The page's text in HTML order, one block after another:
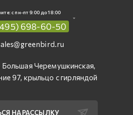
c пн-пт 9:00 до 18:00
698-60-50
Большая Черемушкинская,
97, крыльцо с гирляндой
НА РАССЫЛКУ